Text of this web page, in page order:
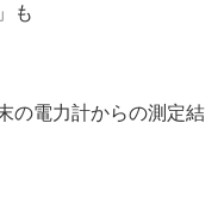
も
の電力計からの測定結